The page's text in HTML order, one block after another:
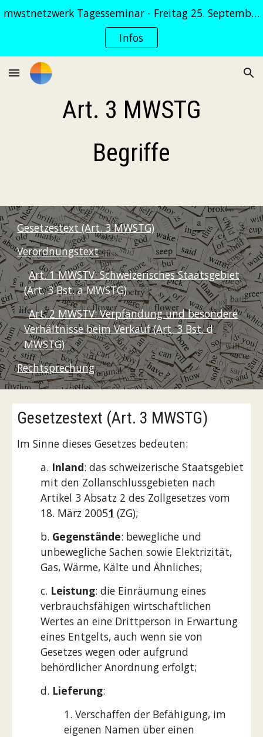
Skip to main content Skip to navigation
mwstnetzwerk Tagesseminar - Freitag 25. September 2026
Infos
Art. 3 MWSTG
Begriffe
Gesetzestext (Art. 3 MWSTG)
Verordnungstext
Art. 1 MWSTV: Schweizerisches Staatsgebiet
(Art. 3 Bst. a MWSTG)
Art. 2 MWSTV: Verpfändung und besondere
Verhältnisse beim Verkauf (Art. 3 Bst. d
MWSTG)
Rechtsprechung
Gesetzestext (Art. 3 MWSTG)
Im Sinne dieses Gesetzes bedeuten:
a. Inland: das schweizerische Staatsgebiet
mit den Zollanschlussgebieten nach
Artikel 3 Absatz 2 des Zollgesetzes vom
18. März 20051 (ZG);
b. Gegenstände: bewegliche und
unbewegliche Sachen sowie Elektrizität,
Gas, Wärme, Kälte und Ähnliches;
c. Leistung: die Einräumung eines
verbrauchsfähigen wirtschaftlichen
Wertes an eine Drittperson in Erwartung
eines Entgelts, auch wenn sie von
Gesetzes wegen oder aufgrund
behördlicher Anordnung erfolgt;
d. Lieferung:
1. Verschaffen der Befähigung, im
eigenen Namen über einen